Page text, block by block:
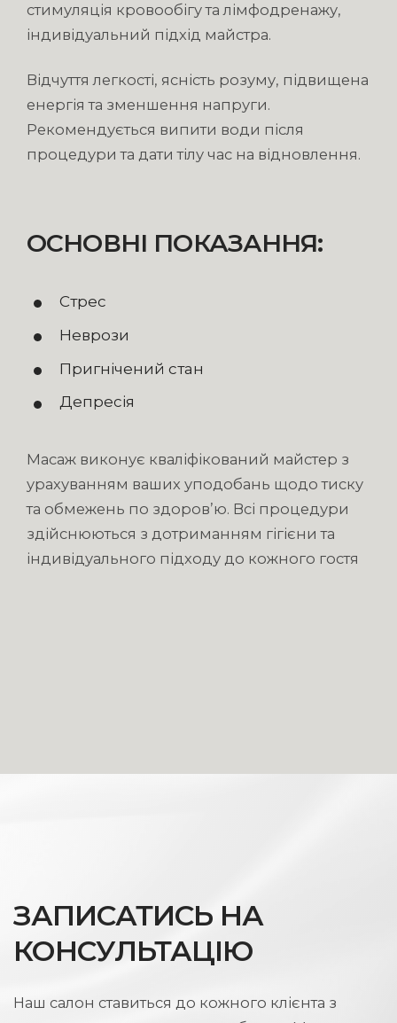
стимуляція кровообігу та лімфодренажу,
індивідуальний підхід майстра.
Відчуття легкості, ясність розуму, підвищена
енергія та зменшення напруги.
Рекомендується випити води після
процедури та дати тілу час на відновлення.
ОСНОВНІ ПОКАЗАННЯ:
Стрес
Неврози
Пригнічений стан
Депресія
Масаж виконує кваліфікований майстер з
урахуванням ваших уподобань щодо тиску
та обмежень по здоров’ю. Всі процедури
здійснюються з дотриманням гігієни та
індивідуального підходу до кожного гостя
ЗАПИСАТИСЬ НА
КОНСУЛЬТАЦІЮ
Наш салон ставиться до кожного клієнта з